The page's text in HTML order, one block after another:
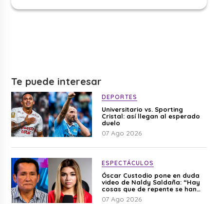
Te puede interesar
DEPORTES
Universitario vs. Sporting
Cristal: así llegan al esperado
duelo
07 Ago 2026
ESPECTÁCULOS
Óscar Custodio pone en duda
video de Naldy Saldaña: “Hay
cosas que de repente se han
editado”
07 Ago 2026